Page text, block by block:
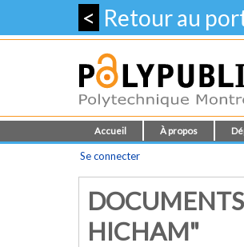
< Retour au
Accueil À propos
Se connecter
HICHAM"